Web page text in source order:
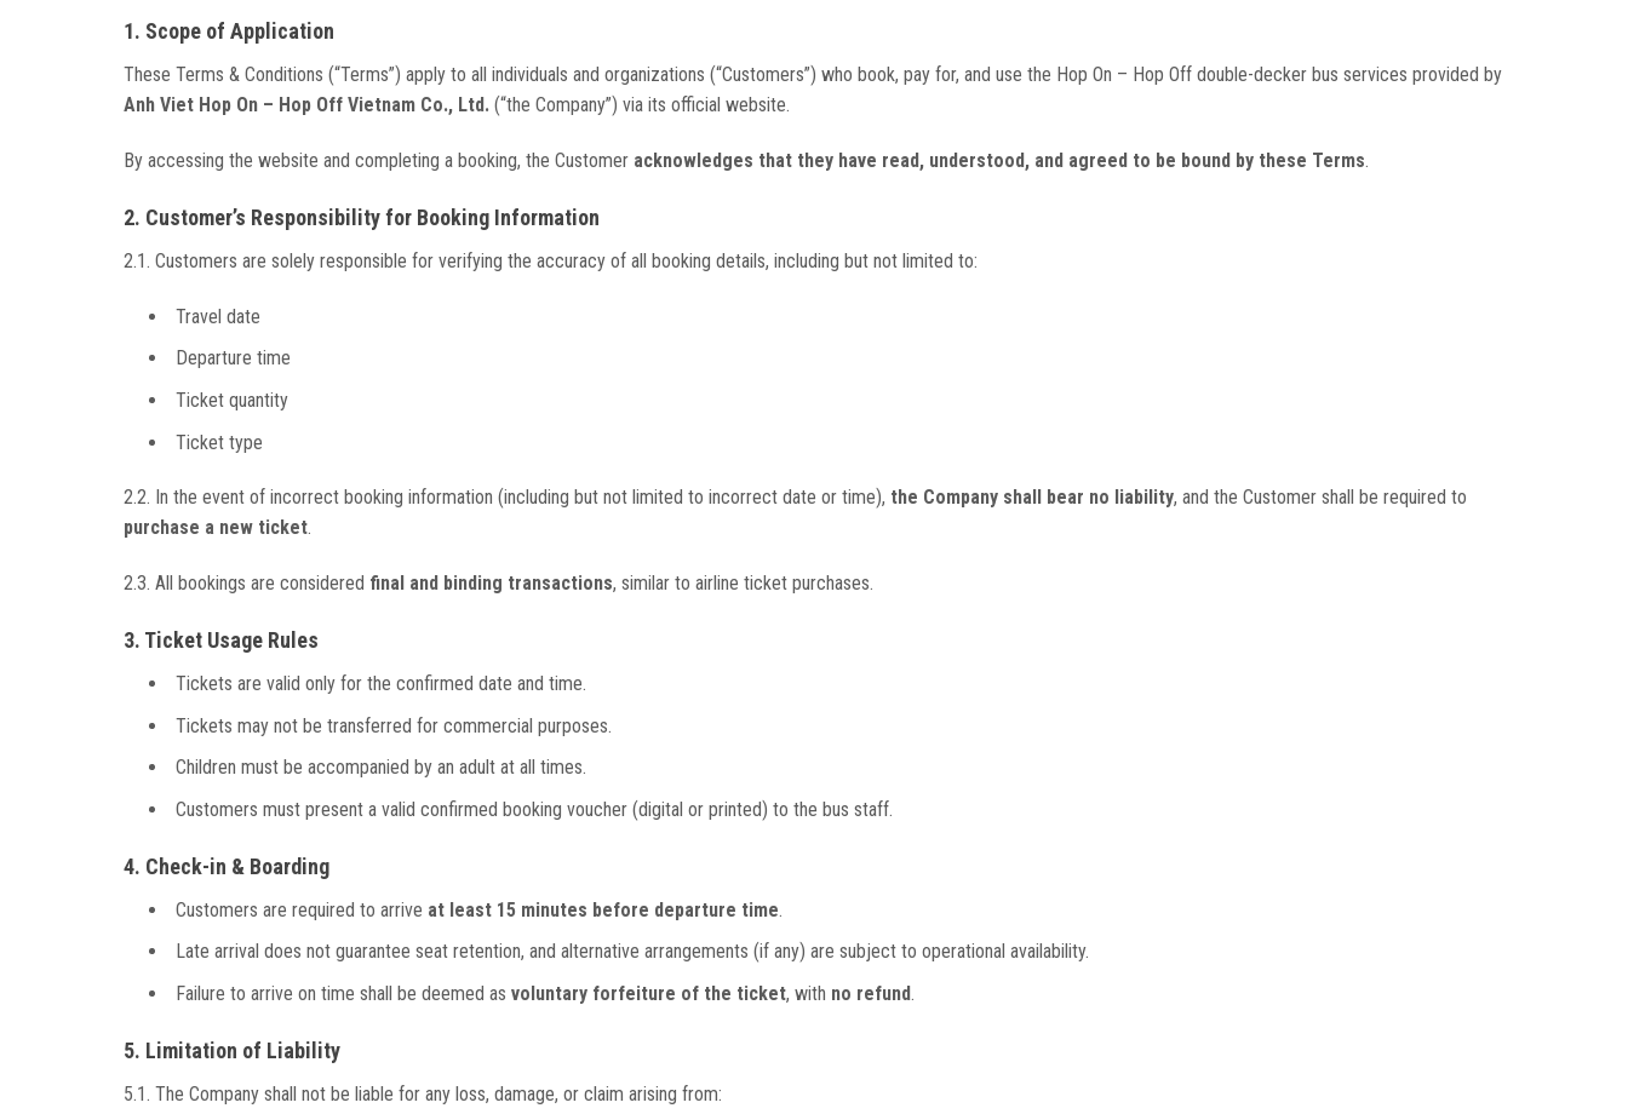
1. Scope of Application
These Terms & Conditions (“Terms”) apply to all individuals and organizations (“Customers”) who book, pay for, and use the Hop On – Hop Off double-decker bus services provided by
Anh Viet Hop On – Hop Off Vietnam Co., Ltd. (“the Company”) via its official website.
By accessing the website and completing a booking, the Customer acknowledges that they have read, understood, and agreed to be bound by these Terms.
2. Customer’s Responsibility for Booking Information
2.1. Customers are solely responsible for verifying the accuracy of all booking details, including but not limited to:
Travel date
Departure time
Ticket quantity
Ticket type
2.2. In the event of incorrect booking information (including but not limited to incorrect date or time), the Company shall bear no liability, and the Customer shall be required to
purchase a new ticket.
2.3. All bookings are considered final and binding transactions, similar to airline ticket purchases.
3. Ticket Usage Rules
Tickets are valid only for the confirmed date and time.
Tickets may not be transferred for commercial purposes.
Children must be accompanied by an adult at all times.
Customers must present a valid confirmed booking voucher (digital or printed) to the bus staff.
4. Check-in & Boarding
Customers are required to arrive at least 15 minutes before departure time
Late arrival does not guarantee seat retention, and alternative arrangements (if any) are subject to operational availability.
Failure to arrive on time shall be deemed as voluntary forfeiture of the ticket, with no refund.
5. Limitation of Liability
5.1. The Company shall not be liable for any loss, damage, or claim arising from: